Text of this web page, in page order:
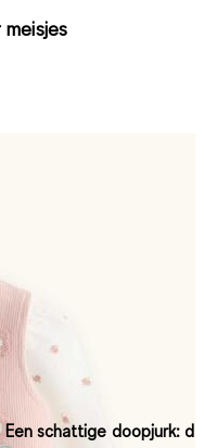
Een schattige doopjurk: